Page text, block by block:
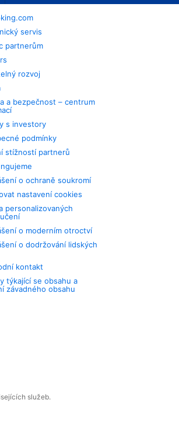
servis
partnerům
rozvoj
a bezpečnost – centrum
s investory
podmínky
stížností partnerů
o ochraně soukromí
nastavení cookies
personalizovaných
o moderním otroctví
o dodržování lidských
kontakt
týkající se obsahu a
závadného obsahu
služeb.